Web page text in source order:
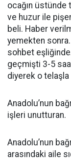
ocağın üstünde
ve huzur ile
beli. Haber
yemekten sonra.
sohbet
geçmişti 3-5
diyerek o telaşla
Anadolu’nun
işleri unutturan.
Anadolu’nun
arasındaki aile